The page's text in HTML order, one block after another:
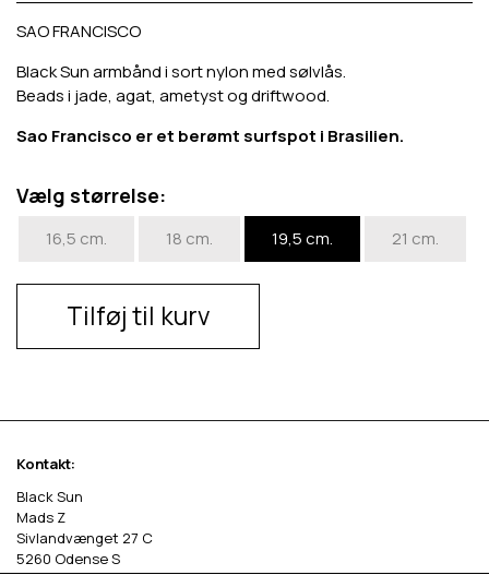
SAO FRANCISCO
Black Sun armbånd i sort nylon med sølvlås.
Beads i jade, agat, ametyst og driftwood.
Sao Francisco er et berømt surfspot i Brasilien.
Vælg størrelse:
16,5 cm. 18 cm. 19,5 cm. 21 cm.
Tilføj til kurv
Kontakt:
Black Sun
Mads Z
Sivlandvænget 27 C
5260 Odense S